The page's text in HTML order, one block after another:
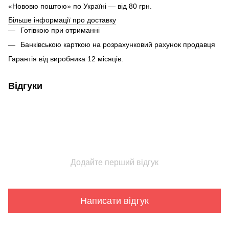
«Нововю поштою» по Україні — від 80 грн.
Більше інформації про доставку
Готівкою при отриманні
Банківською карткою на розрахунковий рахунок продавця
Гарантія від виробника 12 місяців.
Відгуки
Додайте перший відгук
Написати відгук